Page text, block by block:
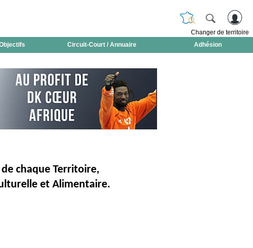
Changer de territoire
Circuit-Court / Annuaire Adhésion
chaque Territoire,
et Alimentaire.